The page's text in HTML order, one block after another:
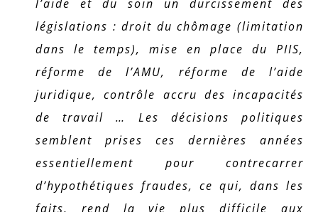
l’aide et du soin un durcissement des
législations : droit du chômage (limitation
dans le temps), mise en place du PIIS,
réforme de l’AMU, réforme de l’aide
juridique, contrôle accru des incapacités
de travail … Les décisions politiques
semblent prises ces dernières années
essentiellement pour contrecarrer
d’hypothétiques fraudes, ce qui, dans les
faits, rend la vie plus difficile aux